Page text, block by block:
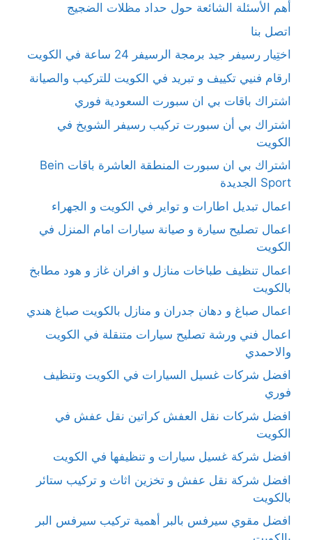
أهم الأسئلة الشائعة حول حداد مظلات الضجيج
اتصل بنا
اختِيار رسيفر جيد برمجة الرسيفر 24 ساعة في الكويت
ارقام فنيي تكييف و تبريد في الكويت للتركيب والصيانة
اشتراك باقات بي ان سبورت السعودية فوري
اشتراك بي أن سبورت تركيب رسيفر الشويخ في
الكويت
اشتراك بي ان سبورت المنطقة العاشرة باقات Bein
Sport الجديدة
اعمال تبديل اطارات و تواير في الكويت و الجهراء
اعمال تصليح سيارة و صيانة سيارات امام المنزل في
الكويت
اعمال تنظيف طباخات منازل و افران غاز و هود مطابخ
بالكويت
اعمال صباغ و دهان جدران و منازل بالكويت صباغ هندي
اعمال فني ورشة تصليح سيارات متنقلة في الكويت
والاحمدي
افضل شركات غسيل السيارات في الكويت وتنظيف
فوري
افضل شركات نقل العفش كراتين نقل عفش في
الكويت
افضل شركة غسيل سيارات و تنظيفها في الكويت
افضل شركة نقل عفش و تخزين اثاث و تركيب ستائر
بالكويت
افضل مقوي سيرفس بالبر أهمية تركيب سيرفس البر